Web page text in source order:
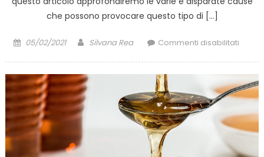
che possono provocare questo tipo di […]
Posted
05/02/2021 Author
Silvana Rea Commenti disabilitatisu
le
cause